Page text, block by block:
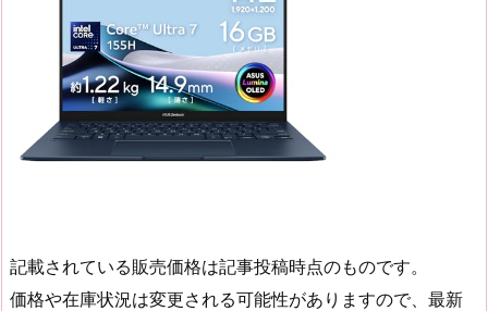
記載されている販売価格は記事投稿時点のものです。
価格や在庫状況は変更される可能性がありますので、最新